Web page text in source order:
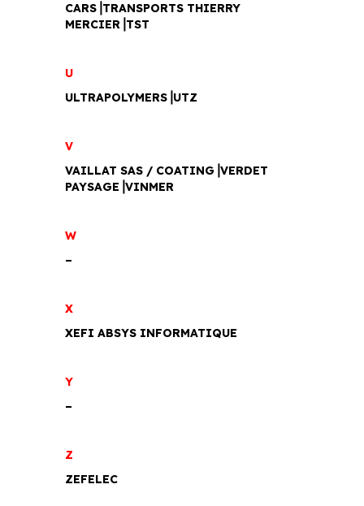
CARS⎥TRANSPORTS THIERRY
MERCIER⎥TST
U
ULTRAPOLYMERS⎥UTZ
V
VAILLAT SAS / COATING⎥VERDET
PAYSAGE⎥VINMER
W
–
X
XEFI ABSYS INFORMATIQUE
Y
–
Z
ZEFELEC